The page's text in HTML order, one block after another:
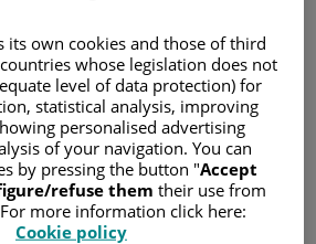
Asistida ha
en un mes desde su
con especiales
certificadas y
las sociedades científicas.
1 de junio de 2020
Málaga/Reproducción asistida
its own cookies and those of third
whose legislation does not
level of data protection) for
statistical analysis, improving
personalised advertising
of your navigation. You can
by pressing the button "Accept
refuse them their use from
more information click here:
Cookie policy